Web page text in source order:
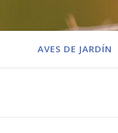
AVES DE JARDÍN